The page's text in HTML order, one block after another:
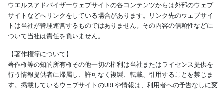
ウエルスアドバイザーウェブサイトの各コンテンツからは外部のウェブ
サイトなどへリンクをしている場合があります。リンク先のウェブサイ
トは当社が管理運営するものではありません。その内容の信頼性などに
ついて当社は責任を負いません。
【著作権等について】
著作権等の知的所有権その他一切の権利は当社またはライセンス提供を
行う情報提供者に帰属し、許可なく複製、転載、引用することを禁じま
す。掲載しているウェブサイトのURLや情報は、利用者への予告なしに変